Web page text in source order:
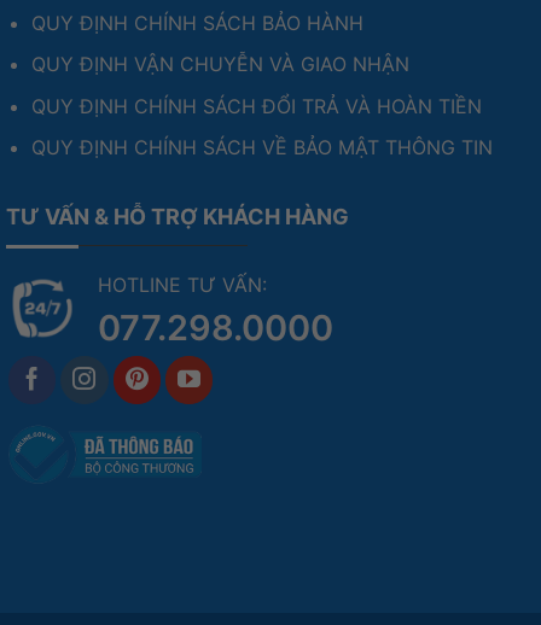
QUY ĐỊNH CHÍNH SÁCH BẢO HÀNH
QUY ĐỊNH VẬN CHUYỄN VÀ GIAO NHẬN
QUY ĐỊNH CHÍNH SÁCH ĐỔI TRẢ VÀ HOÀN TIỀN
QUY ĐỊNH CHÍNH SÁCH VỀ BẢO MẬT THÔNG TIN
TƯ VẤN & HỖ TRỢ KHÁCH HÀNG
HOTLINE TƯ VẤN:
077.298.0000